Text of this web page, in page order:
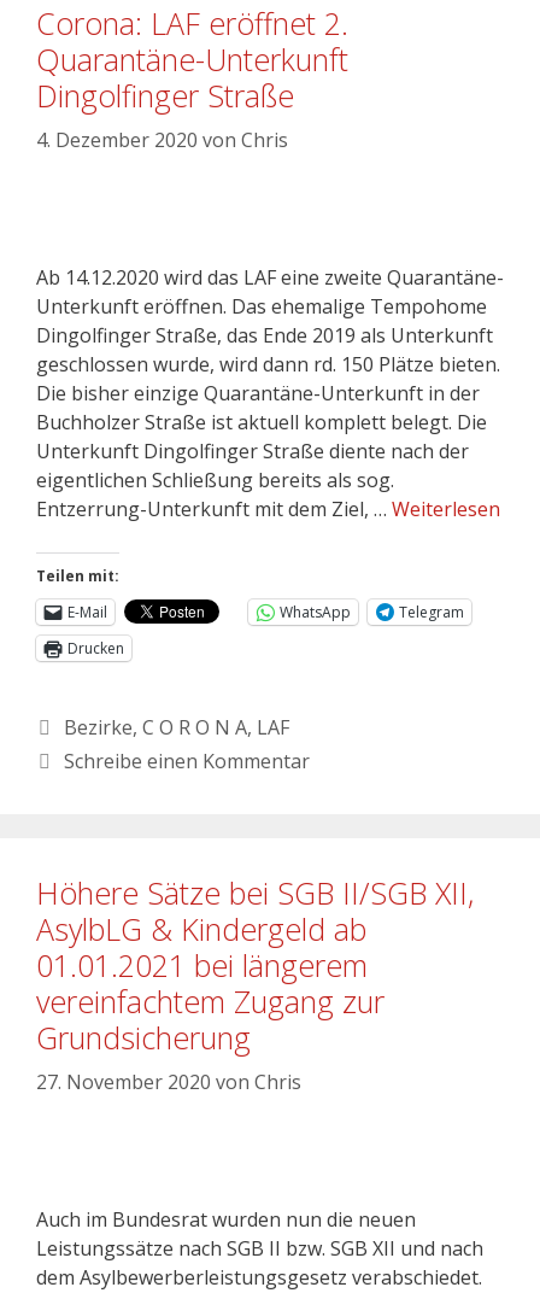
Corona: LAF eröffnet 2.
Quarantäne-Unterkunft
Dingolfinger Straße
4. Dezember 2020 von Chris
Ab 14.12.2020 wird das LAF eine zweite Quarantäne-
Unterkunft eröffnen. Das ehemalige Tempohome
Dingolfinger Straße, das Ende 2019 als Unterkunft
geschlossen wurde, wird dann rd. 150 Plätze bieten.
Die bisher einzige Quarantäne-Unterkunft in der
Buchholzer Straße ist aktuell komplett belegt. Die
Unterkunft Dingolfinger Straße diente nach der
eigentlichen Schließung bereits als sog.
Entzerrung-Unterkunft mit dem Ziel, … Weiterlesen
Teilen mit:
E-Mail
WhatsApp
Telegram
Drucken
Bezirke, C O R O N A, LAF
Schreibe einen Kommentar
Höhere Sätze bei SGB II/SGB XII,
AsylbLG & Kindergeld ab
01.01.2021 bei längerem
vereinfachtem Zugang zur
Grundsicherung
27. November 2020 von Chris
Auch im Bundesrat wurden nun die neuen
Leistungssätze nach SGB II bzw. SGB XII und nach
dem Asylbewerberleistungsgesetz verabschiedet.